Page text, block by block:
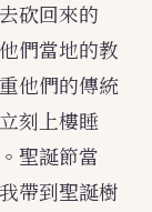
砍回來的
們當地的教
他們的傳統
刻上樓睡
聖誕節當
帶到聖誕樹